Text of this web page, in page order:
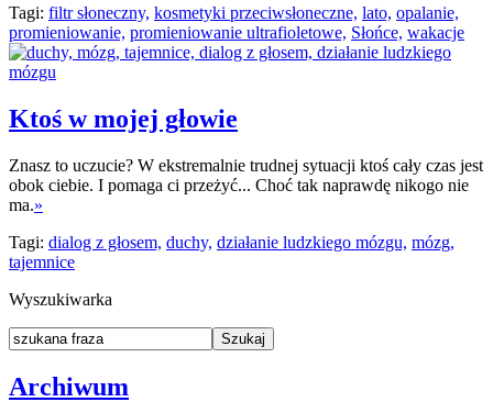
Tagi: filtr słoneczny, kosmetyki przeciwsłoneczne, lato, opalanie,
promieniowanie, promieniowanie ultrafioletowe, Słońce, wakacje
Ktoś w mojej głowie
Znasz to uczucie? W ekstremalnie trudnej sytuacji ktoś cały czas jest
obok ciebie. I pomaga ci przeżyć... Choć tak naprawdę nikogo nie
ma.»
Tagi: dialog z głosem, duchy, działanie ludzkiego mózgu, mózg,
tajemnice
Wyszukiwarka
Archiwum